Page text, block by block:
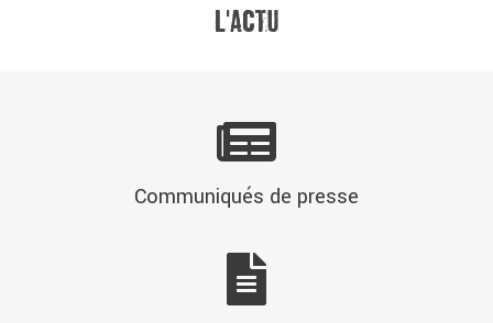
Communiqués de presse
Les brèves de l'ASEF